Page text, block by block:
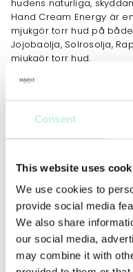
Consent
This website uses
We use cookies to
provide social media
We also share
our social media,
may combine it with
hudens naturliga,
Hand Cream Energy är
mjukgör torr hud på
Jojobaolja, Solrosolja,
mjukgör torr hud.
Produkterna är naturligt
och skumma upp med
torka torrt. Applicera
återfukta händerna.